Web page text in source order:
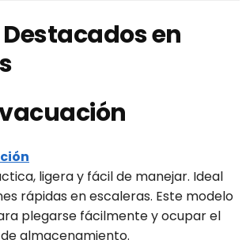
en
ligera y fácil de manejar. Ideal
rápidas en escaleras. Este modelo
plegarse fácilmente y ocupar el
almacenamiento.